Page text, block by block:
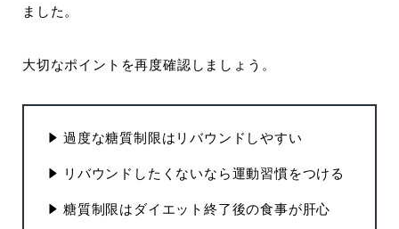
ました。
大切なポイントを再度確認しましょう。
過度な糖質制限はリバウンドしやすい
リバウンドしたくないなら運動習慣をつける
糖質制限はダイエット終了後の食事が肝心